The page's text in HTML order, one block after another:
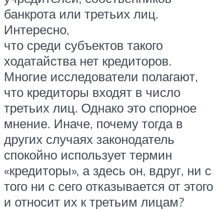
банкрота или третьих лиц.
Интересно,
что среди субъектов такого
ходатайства нет кредиторов.
Многие исследователи полагают,
что кредиторы входят в число
третьих лиц. Однако это спорное
мнение. Иначе, почему тогда в
других случаях законодатель
спокойно использует термин
«кредиторы», а здесь он, вдруг, ни с
того ни с сего отказывается от этого
и относит их к третьим лицам?